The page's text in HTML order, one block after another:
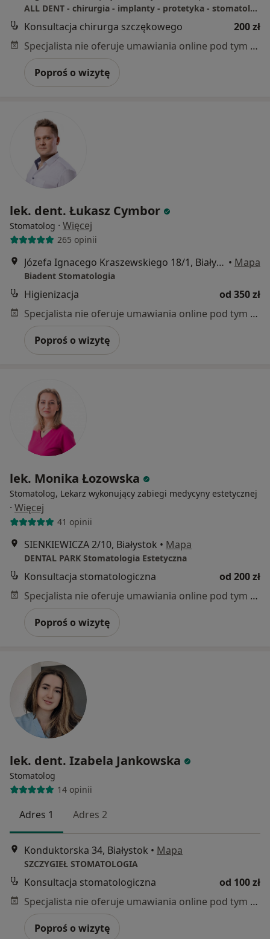
ALL DENT - chirurgia - implanty - protetyka - stomatologia zachowawcza - ortodoncja
Konsultacja chirurga szczękowego
200 zł
Specjalista nie oferuje umawiania online pod tym adresem.
Poproś o wizytę
lek. dent. Łukasz Cymbor
Stomatolog · Więcej
265 opinii
Józefa Ignacego Kraszewskiego 18/1, Białystok • Mapa
Biadent Stomatologia
Higienizacja
od 350 zł
Specjalista nie oferuje umawiania online pod tym adresem.
Poproś o wizytę
lek. Monika Łozowska
Stomatolog, Lekarz wykonujący zabiegi medycyny estetycznej
· Więcej
41 opinii
SIENKIEWICZA 2/10, Białystok • Mapa
DENTAL PARK Stomatologia Estetyczna
Konsultacja stomatologiczna
od 200 zł
Specjalista nie oferuje umawiania online pod tym adresem.
Poproś o wizytę
lek. dent. Izabela Jankowska
Stomatolog
14 opinii
Adres 1 Adres 2
Konduktorska 34, Białystok • Mapa
SZCZYGIEŁ STOMATOLOGIA
Konsultacja stomatologiczna
od 100 zł
Specjalista nie oferuje umawiania online pod tym adresem.
Poproś o wizytę